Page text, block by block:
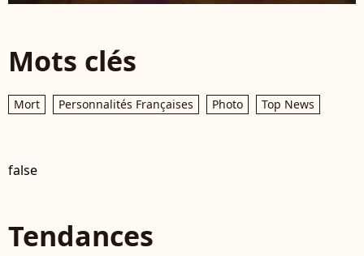
Mots clés
Mort Personnalités Françaises Photo Top News
false
Tendances